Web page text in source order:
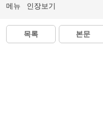
메뉴 인장보기
목록 본문